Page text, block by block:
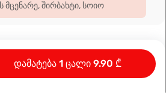
მცენარე, შირბახტი, სოიო
დამატება 1 ცალი 9.90 ₾